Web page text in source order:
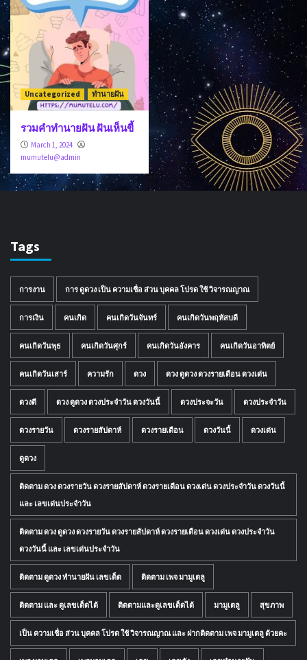
Uncategorized ทำนายฝัน
รวมคำทำนายฝัน ฝันเห็นขี้
March 1, 2024
mumutelu@admin
Tags
การงาน การ ดูดวง เป็น ความเชื่อ ส่วน บุคคล โปรด ใช้ วิจารณญาณ
การเงิน คนเกิด คนเกิดวันจันทร์ คนเกิดวันพฤหัสบดี
คนเกิดวันพุธ คนเกิดวันศุกร์ คนเกิดวันอังคาร คนเกิดวันอาทิตย์
คนเกิดวันเสาร์ ความรัก ดวง ดวง ดูดวง ดวงรายเดือน ดวงเด่น
ดวงดี ดวง ดูดวง ดวงประจำวัน ดวงวันนี้ ดวงประจะวัน ดวงประจำวัน
ดวงรายวัน ดวงรายสัปดาห์ ดวงรายเดือน ดวงวันนี้ ดวงเด่น
ดูดวง
ติดตาม ดวง ดวงรายวัน ดวงรายสัปดาห์ ดวงรายเดือน ดวงเด่น ดวงประจำวัน ดวงวันนี้
และ เลขเด่นประจำวัน
ติดตาม ดวง ดูดวง ดวงรายวัน ดวงรายสัปดาห์ ดวงรายเดือน ดวงเด่น ดวงประจำวัน
ดวงวันนี้ และ เลขเด่นประจำวัน
ติดตาม ดูดวง ทำนายฝัน เลขเด็ด ติดตาม เพจ มามูเตลู
ติดตาม และ ดูเลขเด็ดได้ ติดตามและดูเลขเด็ดได้ มามูเตลู สุขภาพ
เป็น ความเชื่อ ส่วน บุคคล โปรด ใช้ วิจารณญาณ และ ฝากติดตาม เพจ มามูเตลู ด้วยคะ